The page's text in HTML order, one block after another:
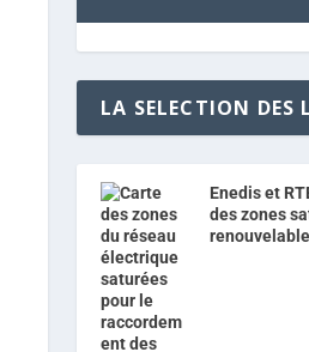
LA SELECTION DES
Enedis et
des zones